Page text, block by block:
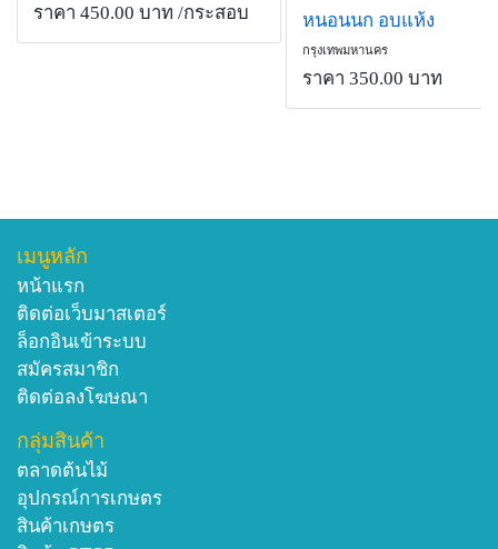
ราคา 450.00 บาท /กระสอบ หนอนนก อบแห้ง
กรุงเทพมหานคร
ราคา 350.00 บาท
เมนูหลัก
หน้าแรก
ติดต่อเว็บมาสเตอร์
ล็อกอินเข้าระบบ
สมัครสมาชิก
ติดต่อลงโฆษณา
กลุ่มสินค้า
ตลาดต้นไม้
อุปกรณ์การเกษตร
สินค้าเกษตร